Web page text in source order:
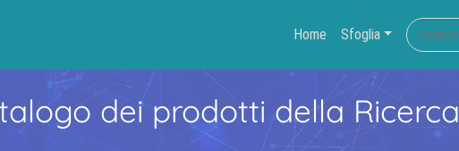
Home Sfoglia
dei prodotti della Ricerca